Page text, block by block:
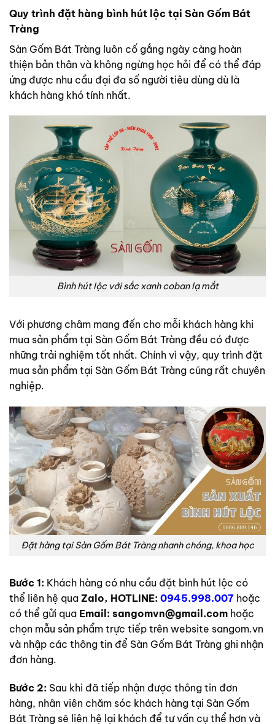
Quy trình đặt hàng bình hút lộc tại Sàn Gốm Bát
Tràng
Sàn Gốm Bát Tràng luôn cố gắng ngày càng hoàn
thiện bản thân và không ngừng học hỏi để có thể đáp
ứng được nhu cầu đại đa số người tiêu dùng dù là
khách hàng khó tính nhất.
Bình hút lộc với sắc xanh coban lạ mắt
Với phương châm mang đến cho mỗi khách hàng khi
mua sản phẩm tại Sàn Gốm Bát Tràng đều có được
những trải nghiệm tốt nhất. Chính vì vậy, quy trình đặt
mua sản phẩm tại Sàn Gốm Bát Tràng cũng rất chuyên
nghiệp.
Đặt hàng tại Sàn Gốm Bát Tràng nhanh chóng, khoa học
Bước 1: Khách hàng có nhu cầu đặt bình hút lộc có
thể liên hệ qua Zalo, HOTLINE: 0945.998.007 hoặc
có thể gửi qua Email: sangomvn@gmail.com hoặc
chọn mẫu sản phẩm trực tiếp trên website sangom.vn
và nhập các thông tin để Sàn Gốm Bát Tràng ghi nhận
đơn hàng.
Bước 2: Sau khi đã tiếp nhận được thông tin đơn
hàng, nhân viên chăm sóc khách hàng tại Sàn Gốm
Bát Tràng sẽ liên hệ lại khách để tư vấn cụ thể hơn và